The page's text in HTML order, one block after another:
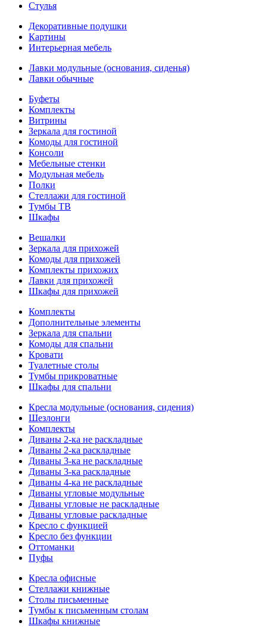
Стулья
Декоративные подушки
Картины
Интерьерная мебель
Лавки модульные (основания, сиденья)
Лавки обычные
Буфеты
Комплекты
Витрины
Зеркала для гостиной
Комоды для гостиной
Консоли
Мебельные стенки
Модульная мебель
Полки
Стеллажи для гостиной
Тумбы ТВ
Шкафы
Вешалки
Зеркала для прихожей
Комоды для прихожей
Комплекты прихожих
Лавки для прихожей
Шкафы для прихожей
Комплекты
Дополнительные элементы
Зеркала для спальни
Комоды для спальни
Кровати
Туалетные столы
Тумбы прикроватные
Шкафы для спальни
Кресла модульные (основания, сидения)
Шезлонги
Комплекты
Диваны 2-ка не раскладные
Диваны 2-ка раскладные
Диваны 3-ка не раскладные
Диваны 3-ка раскладные
Диваны 4-ка не раскладные
Диваны угловые модульные
Диваны угловые не раскладные
Диваны угловые раскладные
Кресло с функцией
Кресло без функции
Оттоманки
Пуфы
Кресла офисные
Стеллажи книжные
Столы письменные
Тумбы к письменным столам
Шкафы книжные